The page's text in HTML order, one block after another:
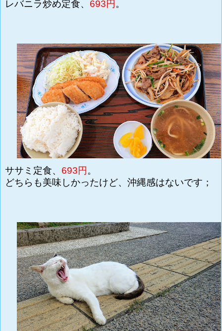
レバニラ炒め定食、 693円 。
ササミ定食、 693円 。
どちらも美味しかったけど、沖縄感はないです；